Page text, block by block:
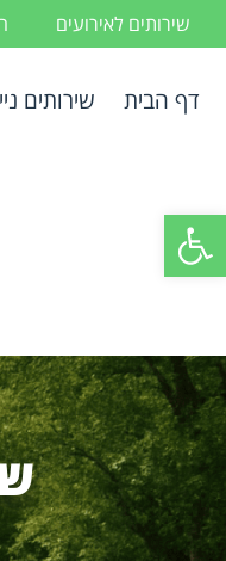
פתח סרגל נגישות
שירותים לאירועים
דף הבית שירותים